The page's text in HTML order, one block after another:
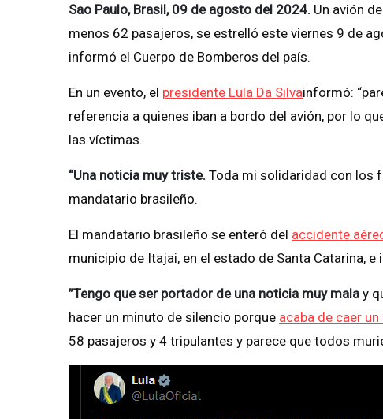
Sao Paulo, Brasil, 09 de agosto del 2024. Un avión
menos 62 pasajeros, se estrelló este viernes 9 de
informó el Cuerpo de Bomberos del país.
En un evento, el presidente Lula Da Silvainformó:
referencia a quienes iban a bordo del avión, por lo
las víctimas.
“Una noticia muy triste. Toda mi solidaridad con los
mandatario brasileño.
El mandatario brasileño se enteró del accidente
municipio de Itajai, en el estado de Santa Catarina,
”Tengo que ser portador de una noticia muy mala y
hacer un minuto de silencio porque acaba de caer un
58 pasajeros y 4 tripulantes y parece que todos